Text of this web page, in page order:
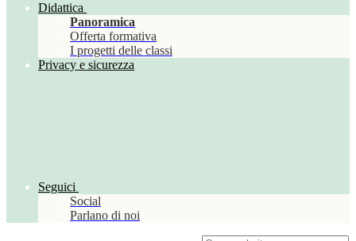
Didattica
Panoramica
Offerta formativa
I progetti delle classi
Privacy e sicurezza
Seguici
Social
Parlano di noi